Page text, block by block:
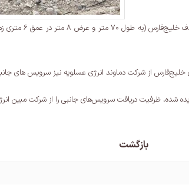
از شرکت دماوند انرژی عسلویه نیز سرویس های
شده، ظرفیت دریافت سرویس‌های جانبی را از شرکت مبین
بازگشت